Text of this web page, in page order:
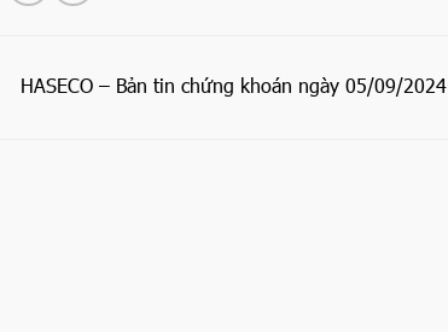
HASECO – Bản tin chứng khoán ngày 05/09/2024